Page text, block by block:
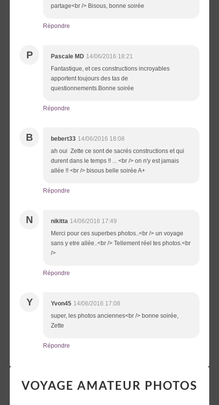
partage<br /> Bisous, bonne soirée
Répondre
P Pascale MD 14/06/2016 18:21
Fantastique, et ces constructions incroyables
apportent toujours des tas de
questionnements.Bonne soirée
Répondre
B bebert33 14/06/2016 18:08
ah oui Zette ce sont de sacrés constructions et qui
durent dans le temps !! ... <br /> on n'y est jamais
allée !! <br /> bisous belle soirée A+
Répondre
N nikitta 14/06/2016 17:49
Merci pour ces superbes photos..<br /> un voyage
sans y etre allée..<br /> Tellement réel tes photos.<br
/>
Répondre
Y Yvon45 14/06/2016 17:08
super, les photos anciennes<br /> bonne soirée,
Zette
Répondre
VOYAGE AMATEUR PHOTOS